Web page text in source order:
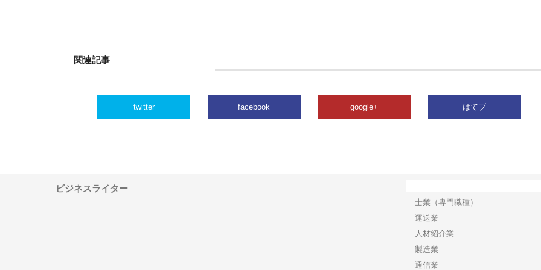
関連記事
twitter facebook google+ はてブ
ビジネスライター
士業（専門職種）
運送業
人材紹介業
製造業
通信業